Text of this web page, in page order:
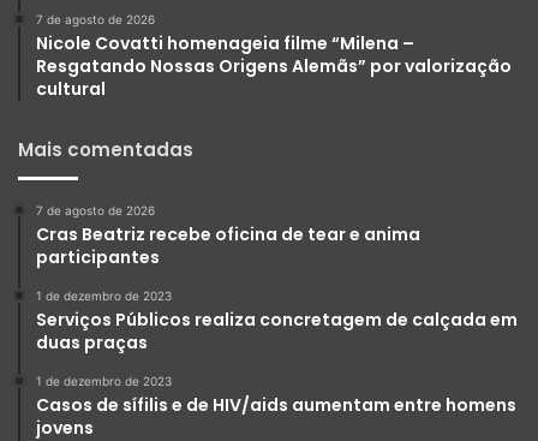
7 de agosto de 2026
Nicole Covatti homenageia filme “Milena –
Resgatando Nossas Origens Alemãs” por valorização
cultural
Mais comentadas
7 de agosto de 2026
Cras Beatriz recebe oficina de tear e anima
participantes
1 de dezembro de 2023
Serviços Públicos realiza concretagem de calçada em
duas praças
1 de dezembro de 2023
Casos de sífilis e de HIV/aids aumentam entre homens
jovens